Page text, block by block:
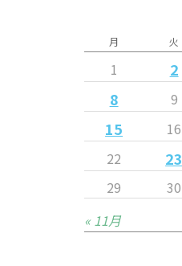
月 火
1 2
8
9
15 16
22
23
29
30
« 11月